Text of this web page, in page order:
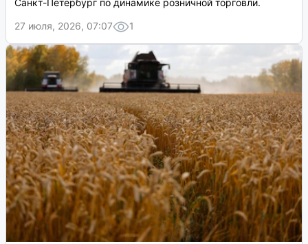
Санкт-Петербург по динамике розничной торговли.
27 июля, 2026, 07:07
1